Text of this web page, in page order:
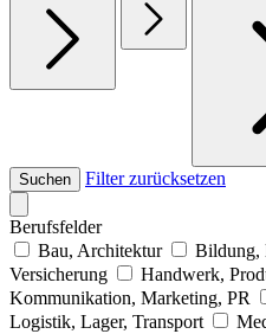
Suchen Filter zurücksetzen
Berufsfelder
Bau, Architektur
Bildung,
Versicherung
Handwerk,
Kommunikation, Marketing, PR
Logistik, Lager, Transport